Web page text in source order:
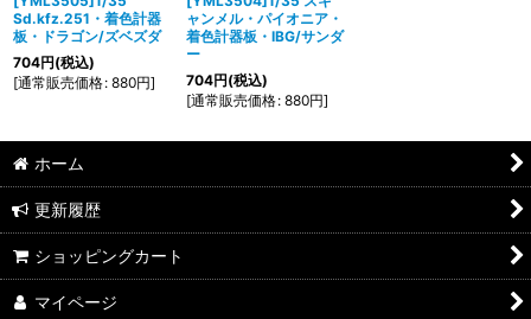
Sd.kfz.251・着色計器
板・ドラゴン/ズベズダ
704円(税込)
[通常販売価格: 880円]
ャンメル・パイオニア・
着色計器板・IBG/サンダ
ー
704円(税込)
[通常販売価格: 880円]
ホーム
更新履歴
ショッピングカート
マイページ